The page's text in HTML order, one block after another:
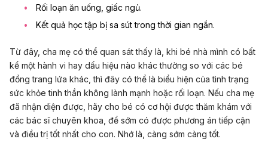
Rối loạn ăn uống, giấc ngủ.
Kết quả học tập bị sa sút trong thời gian ngắn.
Từ đây, cha mẹ có thể quan sát thấy là, khi bé nhà mình có bất
kể một hành vi hay dấu hiệu nào khác thường so với các bé
đồng trang lứa khác, thì đây có thể là biểu hiện của tình trạng
sức khỏe tinh thần không lành mạnh hoặc rối loạn. Nếu cha mẹ
đã nhận diện được, hãy cho bé có cơ hội được thăm khám với
các bác sĩ chuyên khoa, để sớm có được phương án tiếp cận
và điều trị tốt nhất cho con. Nhớ là, càng sớm càng tốt.